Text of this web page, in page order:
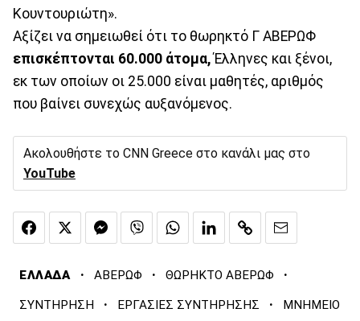
Κουντουριώτη».
Αξίζει να σημειωθεί ότι το θωρηκτό Γ ΑΒΕΡΩΦ
επισκέπτονται 60.000 άτομα,Έλληνες και ξένοι,
εκ των οποίων οι 25.000 είναι μαθητές, αριθμός
που βαίνει συνεχώς αυξανόμενος.
Ακολουθήστε το CNN Greece στο κανάλι μας στο
YouTube
ΕΛΛΑΔΑ · ΑΒΕΡΩΦ · ΘΩΡΗΚΤΟ ΑΒΕΡΩΦ ·
ΣΥΝΤΗΡΗΣΗ · ΕΡΓΑΣΙΕΣ ΣΥΝΤΗΡΗΣΗΣ · ΜΝΗΜΕΙΟ